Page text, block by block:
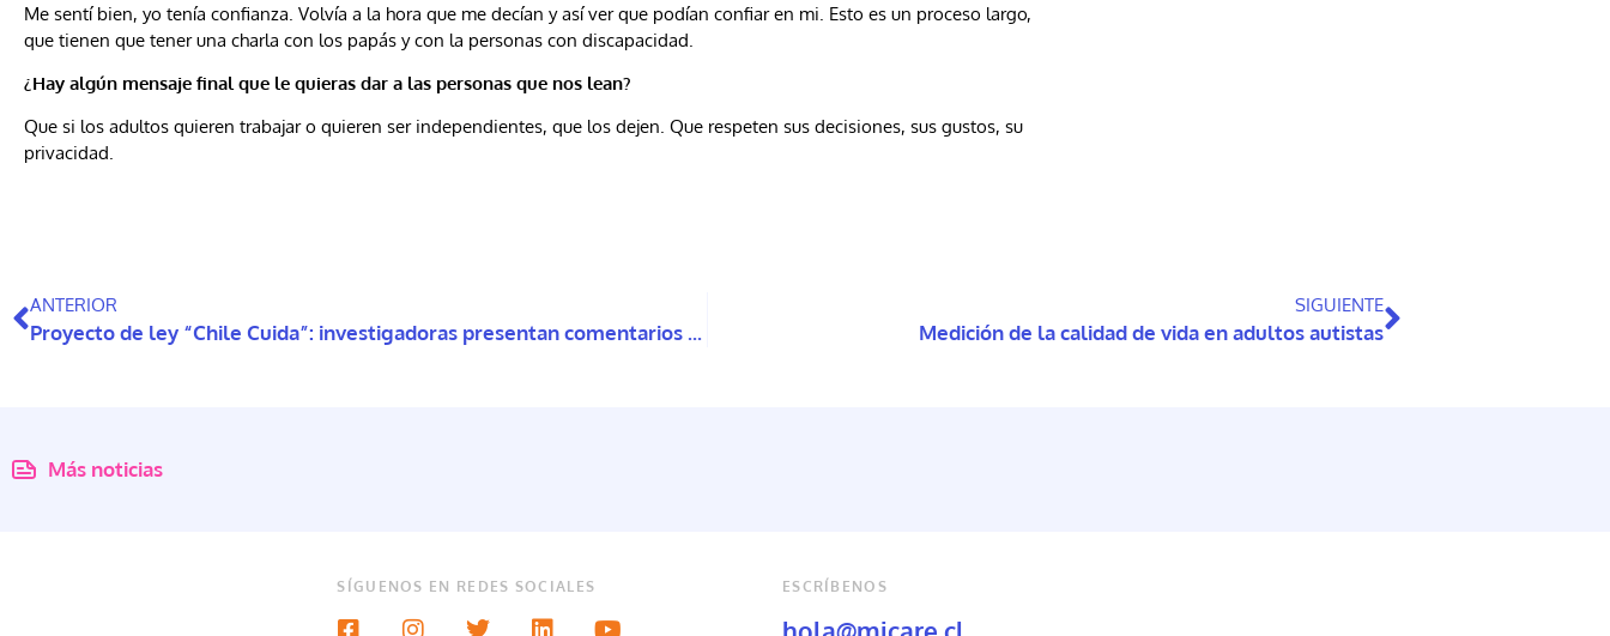
Me sentí bien, yo tenía confianza. Volvía a la hora que me decían y así ver que podían confiar en mi. Esto es un proceso largo,
que tienen que tener una charla con los papás y con la personas con discapacidad.
¿Hay algún mensaje final que le quieras dar a las personas que nos lean?
Que si los adultos quieren trabajar o quieren ser independientes, que los dejen. Que respeten sus decisiones, sus gustos, su
privacidad.
ANTERIOR
Proyecto de ley “Chile Cuida”: investigadoras presentan comentarios en reunión con el Ministerio de Desarrollo Social
SIGUIENTE
Medición de la calidad de vida en adultos autistas
Más noticias
SÍGUENOS EN REDES SOCIALES ESCRÍBENOS